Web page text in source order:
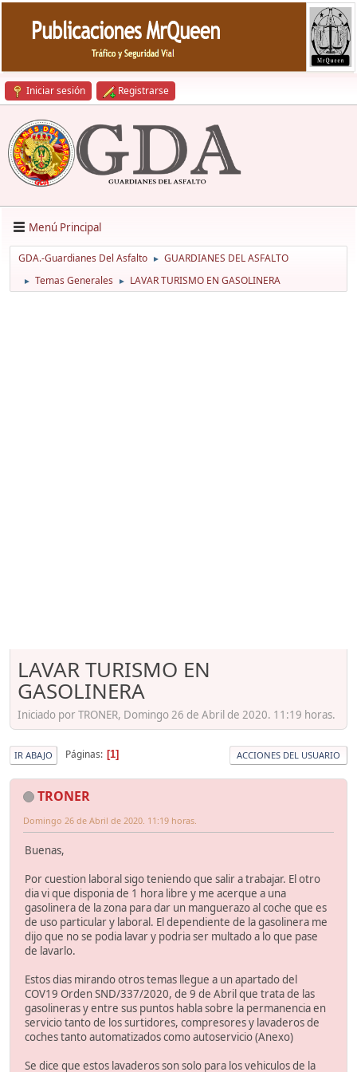
Iniciar sesión Registrarse
Menú Principal
GDA.-Guardianes Del Asfalto ► GUARDIANES DEL ASFALTO
► Temas Generales ► LAVAR TURISMO EN GASOLINERA
LAVAR TURISMO EN
GASOLINERA
Iniciado por TRONER, Domingo 26 de Abril de 2020. 11:19 horas.
IR ABAJO Páginas 1 ACCIONES DEL USUARIO
TRONER
Domingo 26 de Abril de 2020. 11:19 horas.
Buenas,
Por cuestion laboral sigo teniendo que salir a trabajar. El otro
dia vi que disponia de 1 hora libre y me acerque a una
gasolinera de la zona para dar un manguerazo al coche que es
de uso particular y laboral. El dependiente de la gasolinera me
dijo que no se podia lavar y podria ser multado a lo que pase
de lavarlo.
Estos dias mirando otros temas llegue a un apartado del
COV19 Orden SND/337/2020, de 9 de Abril que trata de las
gasolineras y entre sus puntos habla sobre la permanencia en
servicio tanto de los surtidores, compresores y lavaderos de
coches tanto automatizados como autoservicio (Anexo)
Se dice que estos lavaderos son solo para los vehiculos de la